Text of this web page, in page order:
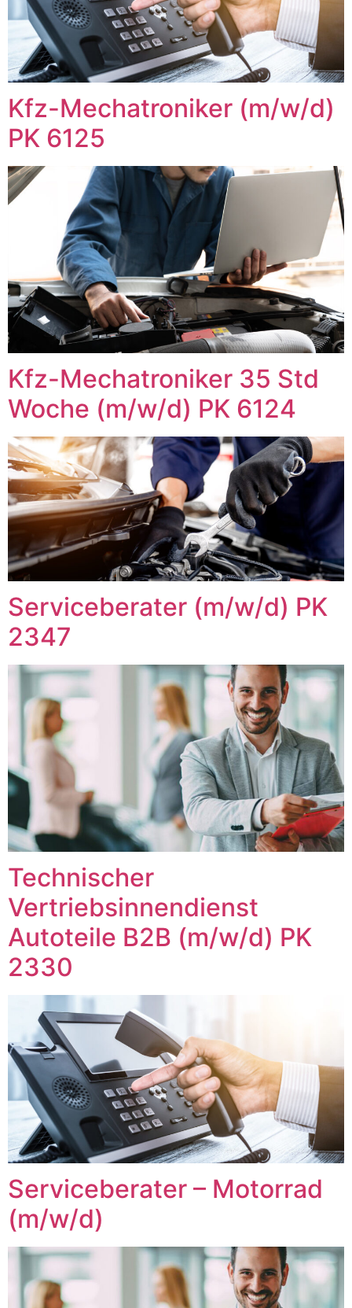
Kfz-Mechatroniker (m/w/d)
PK 6125
Kfz-Mechatroniker 35 Std
Woche (m/w/d) PK 6124
Serviceberater (m/w/d) PK
2347
Technischer
Vertriebsinnendienst
Autoteile B2B (m/w/d) PK
2330
Serviceberater – Motorrad
(m/w/d)